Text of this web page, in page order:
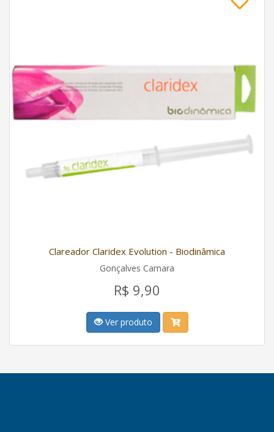
Clareador Claridex Evolution - Biodinâmica
Gonçalves Camara
R$ 9,90
Ver produto